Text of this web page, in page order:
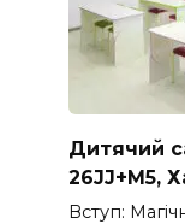
Дитячий
26JJ+M5,
Вступ: